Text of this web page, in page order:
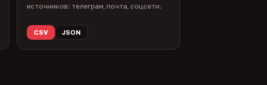
источников: телеграм, почта, соцсети.
CSV JSON